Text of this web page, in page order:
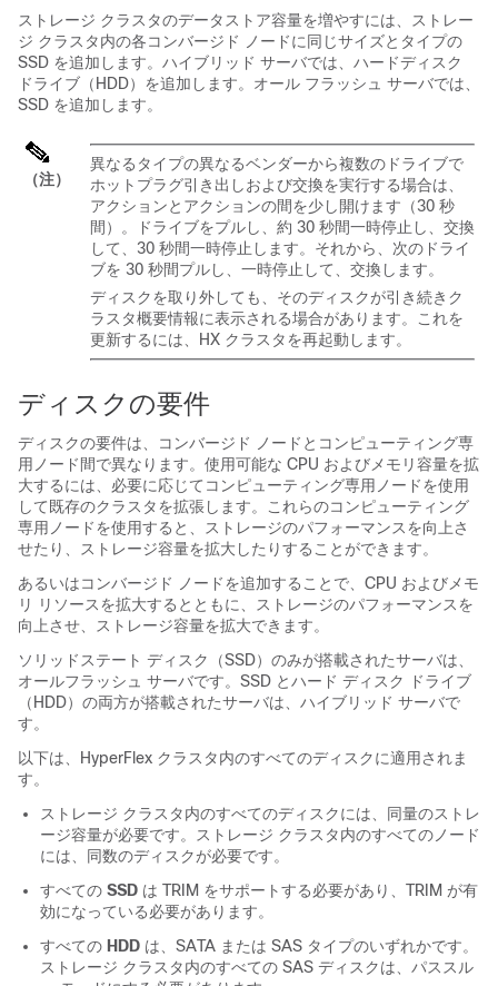
ストレージ クラスタのデータストア容量を増やすには、ストレー
ジ クラスタ内の各コンバージド ノードに同じサイズとタイプの
SSD を追加します。ハイブリッド サーバでは、ハードディスク
ドライブ（HDD）を追加します。オール フラッシュ サーバでは、
SSD を追加します。
（注）
異なるタイプの異なるベンダーから複数のドライブで
ホットプラグ引き出しおよび交換を実行する場合は、
アクションとアクションの間を少し開けます（30 秒
間）。ドライブをプルし、約 30 秒間一時停止し、交換
して、30 秒間一時停止します。それから、次のドライ
ブを 30 秒間プルし、一時停止して、交換します。
ディスクを取り外しても、そのディスクが引き続きク
ラスタ概要情報に表示される場合があります。これを
更新するには、HX クラスタを再起動します。
ディスクの要件
ディスクの要件は、コンバージド ノードとコンピューティング専
用ノード間で異なります。使用可能な CPU およびメモリ容量を拡
大するには、必要に応じてコンピューティング専用ノードを使用
して既存のクラスタを拡張します。これらのコンピューティング
専用ノードを使用すると、ストレージのパフォーマンスを向上さ
せたり、ストレージ容量を拡大したりすることができます。
あるいはコンバージド ノードを追加することで、CPU およびメモ
リ リソースを拡大するとともに、ストレージのパフォーマンスを
向上させ、ストレージ容量を拡大できます。
ソリッドステート ディスク（SSD）のみが搭載されたサーバは、
オールフラッシュ サーバです。SSD とハード ディスク ドライブ
（HDD）の両方が搭載されたサーバは、ハイブリッド サーバで
す。
以下は、HyperFlex クラスタ内のすべてのディスクに適用されま
す。
ストレージ クラスタ内のすべてのディスクには、同量のストレ
ージ容量が必要です。ストレージ クラスタ内のすべてのノード
には、同数のディスクが必要です。
すべての SSD は TRIM をサポートする必要があり、TRIM が有
効になっている必要があります。
すべての HDD は、SATA または SAS タイプのいずれかです。
ストレージ クラスタ内のすべての SAS ディスクは、パススル